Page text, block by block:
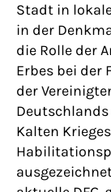
Stadt in
in der
die Rolle der
Erbes bei der
der
Kalten